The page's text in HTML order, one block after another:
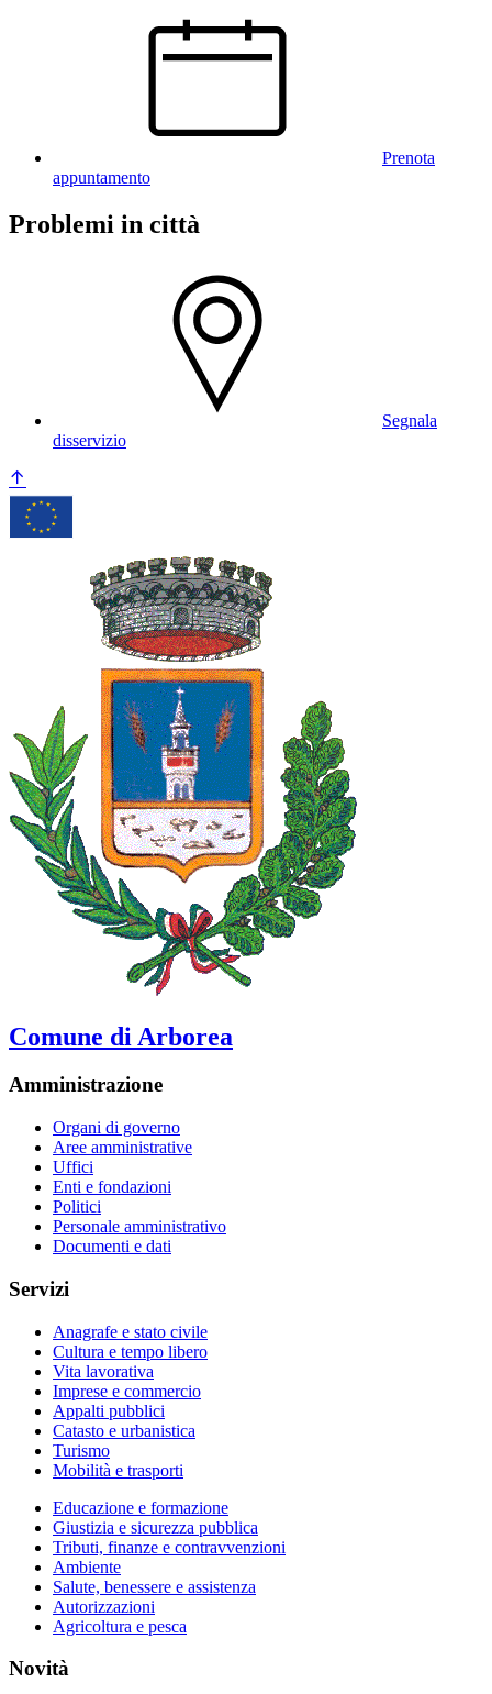
Prenota
appuntamento
Problemi in città
Segnala
disservizio
Comune di Arborea
Amministrazione
Organi di governo
Aree amministrative
Uffici
Enti e fondazioni
Politici
Personale amministrativo
Documenti e dati
Servizi
Anagrafe e stato civile
Cultura e tempo libero
Vita lavorativa
Imprese e commercio
Appalti pubblici
Catasto e urbanistica
Turismo
Mobilità e trasporti
Educazione e formazione
Giustizia e sicurezza pubblica
Tributi, finanze e contravvenzioni
Ambiente
Salute, benessere e assistenza
Autorizzazioni
Agricoltura e pesca
Novità